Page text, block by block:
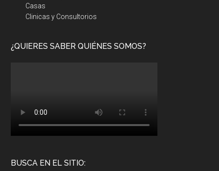
Casas
Clinicas y Consultorios
¿QUIERES SABER QUIÉNES SOMOS?
BUSCA EN EL SITIO: